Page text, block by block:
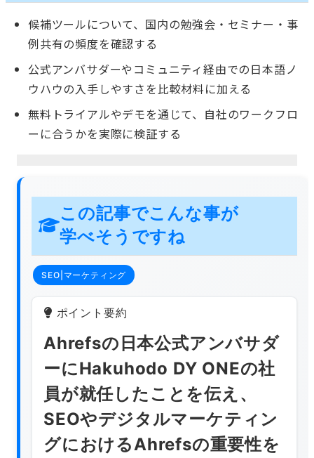
候補ツールについて、国内の勉強会・セミナー・事
例共有の頻度を確認する
公式アンバサダーやコミュニティ経由での日本語ノ
ウハウの入手しやすさを比較材料に加える
無料トライアルやデモを通じて、自社のワークフロ
ーに合うかを実際に検証する
この記事でこんな事が
学べそうですね
SEO|マーケティング
ポイント要約
Ahrefsの日本公式アンバサダ
ーにHakuhodo DY ONEの社
員が就任したことを伝え、
SEOやデジタルマーケティン
グにおけるAhrefsの重要性を